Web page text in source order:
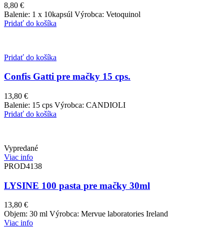
8,80 €
Balenie: 1 x 10kapsúl Výrobca: Vetoquinol
Pridať do košíka
Pridať do košíka
Confis Gatti pre mačky 15 cps.
13,80 €
Balenie: 15 cps Výrobca: CANDIOLI
Pridať do košíka
Vypredané
Viac info
PROD4138
LYSINE 100 pasta pre mačky 30ml
13,80 €
Objem: 30 ml Výrobca: Mervue laboratories Ireland
Viac info